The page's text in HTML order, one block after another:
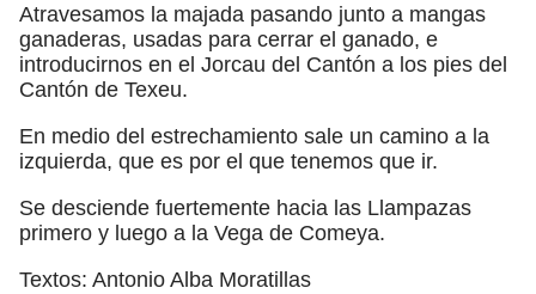
Atravesamos la majada pasando junto a mangas
ganaderas, usadas para cerrar el ganado, e
introducirnos en el Jorcau del Cantón a los pies del
Cantón de Texeu.
En medio del estrechamiento sale un camino a la
izquierda, que es por el que tenemos que ir.
Se desciende fuertemente hacia las Llampazas
primero y luego a la Vega de Comeya.
Textos: Antonio Alba Moratillas